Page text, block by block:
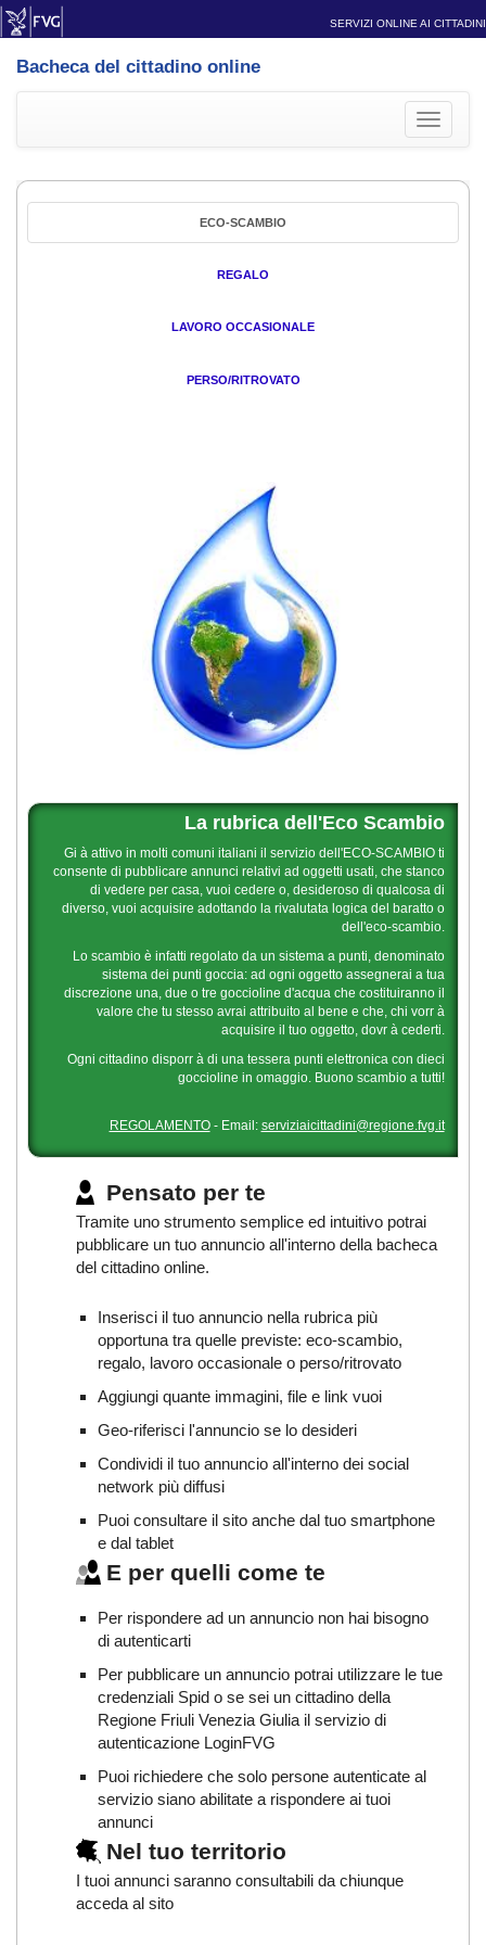
SERVIZI ONLINE AI CITTADINI
Bacheca del cittadino online
Toggle
ECO-SCAMBIO
REGALO
LAVORO OCCASIONALE
PERSO/RITROVATO
La rubrica dell'Eco Scambio
Gi à attivo in molti comuni italiani il servizio dell'ECO-SCAMBIO ti
consente di pubblicare annunci relativi ad oggetti usati, che stanco
di vedere per casa, vuoi cedere o, desideroso di qualcosa di
diverso, vuoi acquisire adottando la rivalutata logica del baratto o
dell'eco-scambio.
Lo scambio è infatti regolato da un sistema a punti, denominato
sistema dei punti goccia: ad ogni oggetto assegnerai a tua
discrezione una, due o tre goccioline d'acqua che costituiranno il
valore che tu stesso avrai attribuito al bene e che, chi vorr à
acquisire il tuo oggetto, dovr à cederti.
Ogni cittadino disporr à di una tessera punti elettronica con dieci
goccioline in omaggio. Buono scambio a tutti!
REGOLAMENTO- Email: serviziaicittadini@regione.fvg.it
Pensato per te
Tramite uno strumento semplice ed intuitivo potrai
pubblicare un tuo annuncio all'interno della bacheca
del cittadino online.
Inserisci il tuo annuncio nella rubrica più
opportuna tra quelle previste: eco-scambio,
regalo, lavoro occasionale o perso/ritrovato
Aggiungi quante immagini, file e link vuoi
Geo-riferisci l'annuncio se lo desideri
Condividi il tuo annuncio all'interno dei social
network più diffusi
Puoi consultare il sito anche dal tuo smartphone
e dal tablet
E per quelli come te
Per rispondere ad un annuncio non hai bisogno
di autenticarti
Per pubblicare un annuncio potrai utilizzare le tue
credenziali Spid o se sei un cittadino della
Regione Friuli Venezia Giulia il servizio di
autenticazione LoginFVG
Puoi richiedere che solo persone autenticate al
servizio siano abilitate a rispondere ai tuoi
annunci
Nel tuo territorio
I tuoi annunci saranno consultabili da chiunque
acceda al sito